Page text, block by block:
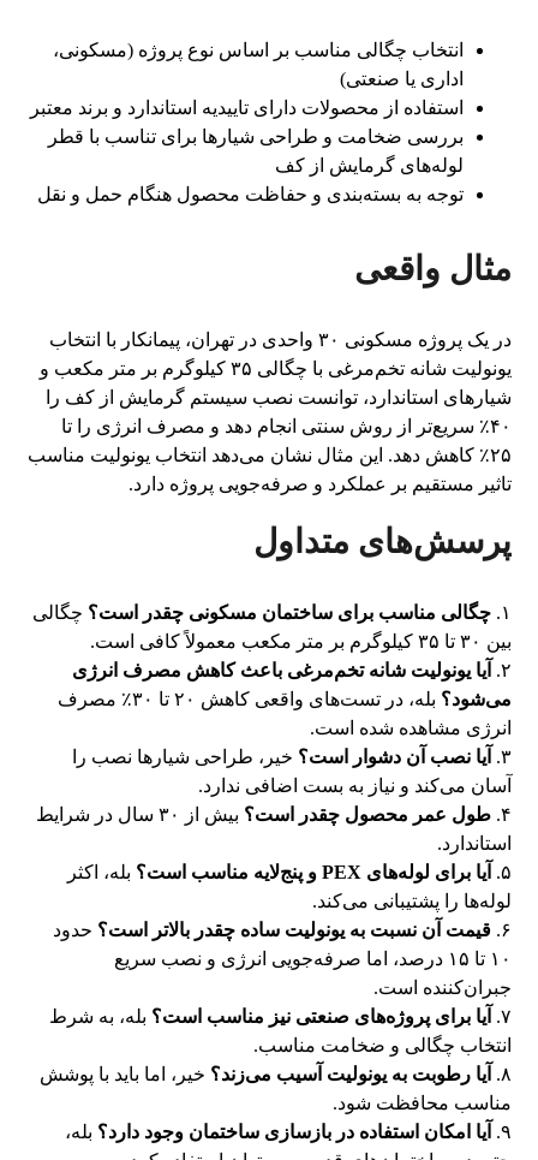
انتخاب چگالی مناسب بر اساس نوع پروژه (مسکونی،
اداری یا صنعتی)
استفاده از محصولات دارای تاییدیه استاندارد و برند معتبر
بررسی ضخامت و طراحی شیارها برای تناسب با قطر
لوله‌های گرمایش از کف
توجه به بسته‌بندی و حفاظت محصول هنگام حمل و نقل
مثال واقعی
در یک پروژه مسکونی ۳۰ واحدی در تهران، پیمانکار با انتخاب
یونولیت شانه تخم‌مرغی با چگالی ۳۵ کیلوگرم بر متر مکعب و
شیارهای استاندارد، توانست نصب سیستم گرمایش از کف را
۴۰٪ سریع‌تر از روش سنتی انجام دهد و مصرف انرژی را تا
۲۵٪ کاهش دهد. این مثال نشان می‌دهد انتخاب یونولیت مناسب
تاثیر مستقیم بر عملکرد و صرفه‌جویی پروژه دارد.
پرسش‌های متداول
۱. چگالی مناسب برای ساختمان مسکونی چقدر است؟ چگالی
بین ۳۰ تا ۳۵ کیلوگرم بر متر مکعب معمولاً کافی است.
۲.
آیا یونولیت شانه تخم‌مرغی باعث کاهش مصرف انرژی
می‌شود؟
بله، در تست‌های واقعی کاهش ۲۰ تا ۳۰٪ مصرف
انرژی مشاهده شده است.
۳.
آیا نصب آن دشوار است؟ خیر، طراحی شیارها نصب را
آسان می‌کند و نیاز به بست اضافی ندارد.
۴. طول عمر محصول چقدر است؟
بیش از ۳۰ سال در شرایط
استاندارد.
۵.
آیا برای لوله‌های PEX و پنج‌لایه مناسب است؟
بله، اکثر
لوله‌ها را پشتیبانی می‌کند.
۶.
قیمت آن نسبت به یونولیت ساده چقدر بالاتر است؟ حدود
۱۰ تا ۱۵ درصد، اما صرفه‌جویی انرژی و نصب سریع
جبران‌کننده است.
۷.
آیا برای پروژه‌های صنعتی نیز مناسب است؟ بله، به شرط
انتخاب چگالی و ضخامت مناسب.
۸.
آیا رطوبت به یونولیت آسیب می‌زند؟ خیر، اما باید با پوشش
مناسب محافظت شود.
۹.
آیا امکان استفاده در بازسازی ساختمان وجود دارد؟ بله،